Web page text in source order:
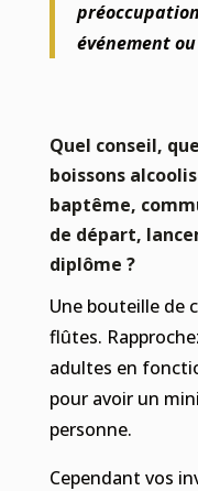
événement
Quel conseil,
boissons
baptême,
de départ,
diplôme ?
Une bouteille de
flûtes.
adultes en
pour avoir un
personne.
Cependant vos